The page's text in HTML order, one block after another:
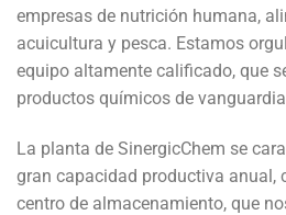
empresas de nutrición humana,
acuicultura y pesca. Estamos
equipo altamente calificado, que
productos químicos de
La planta de SinergicChem se
gran capacidad productiva anual,
centro de almacenamiento, que